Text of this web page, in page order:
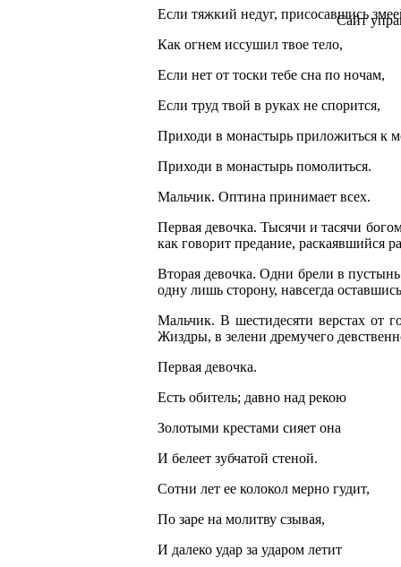
Если тяжкий недуг, присосавшись
Как огнем иссушил твое тело,
Если нет от тоски тебе сна по ночам,
Если труд твой в руках не спорится,
Приходи в монастырь приложиться к
Приходи в монастырь помолиться.
Мальчик. Оптина принимает всех.
Первая девочка. Тысячи и тасячи
как говорит предание, раскаявшийся
Вторая девочка. Одни брели в
одну лишь сторону, навсегда
Мальчик. В шестидесяти верстах от
Жиздры, в зелени дремучего
Первая девочка.
Есть обитель; давно над рекою
Золотыми крестами сияет она
И белеет зубчатой стеной.
Сотни лет ее колокол мерно гудит,
По заре на молитву сзывая,
И далеко удар за ударом летит
Сайт